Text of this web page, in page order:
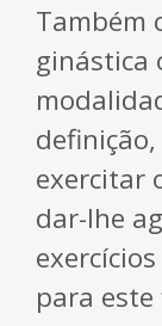
Também
ginástica
exercitar
dar-lhe
para